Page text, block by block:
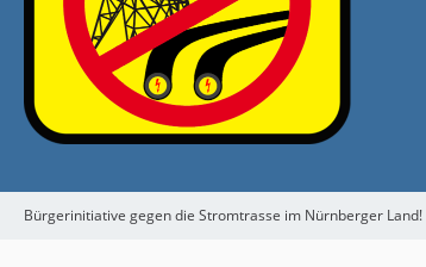
Bürgerinitiative gegen die Stromtrasse im Nürnberger Land!